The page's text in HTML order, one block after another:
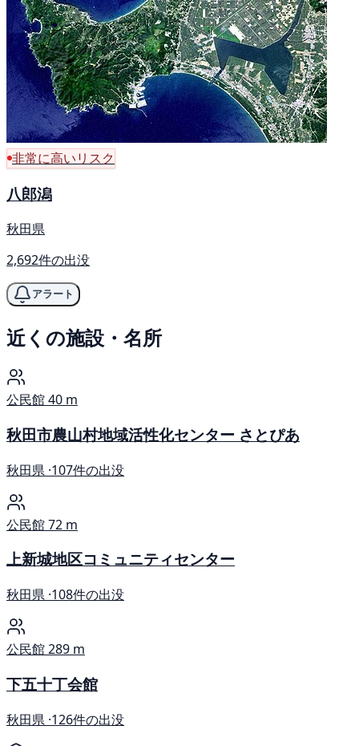
非常に高いリスク
八郎潟
秋田県
2,692件の出没
アラート
近くの施設・名所
公民館40 m
秋田市農山村地域活性化センター さとぴあ
秋田県 ·107件の出没
公民館72 m
上新城地区コミュニティセンター
秋田県 ·108件の出没
公民館289 m
下五十丁会館
秋田県 ·126件の出没